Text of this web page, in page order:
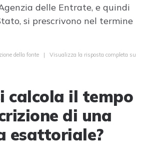
delle Entrate, e quindi
si prescrivono nel termine
della fonte | Visualizza la risposta completa su
calcola il tempo
di una
esattoriale?